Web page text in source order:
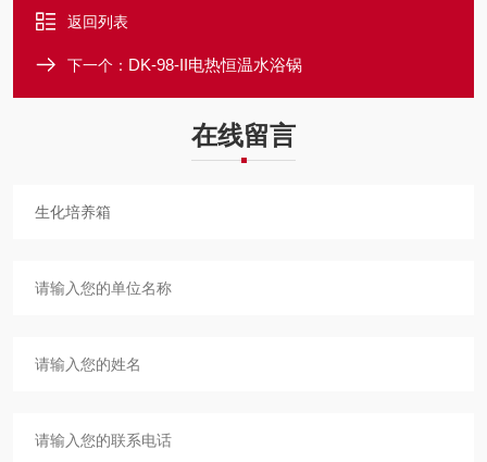
返回列表
下一个： DK-98-II电热恒温水浴锅
在线留言